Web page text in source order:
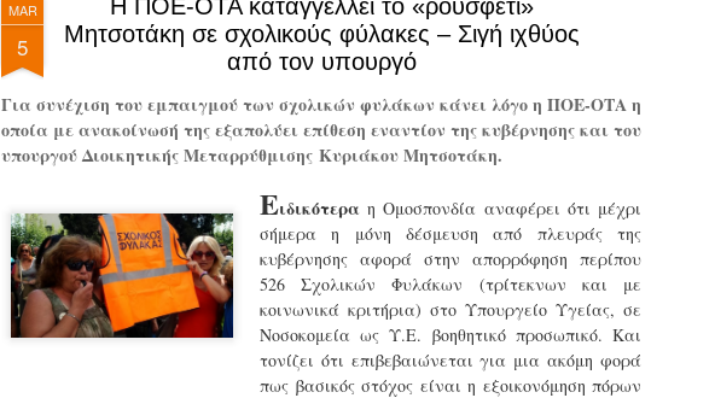
MAR
5
Η ΠΟΕ-ΟΤΑ καταγγέλλει το «ρουσφέτι»
Μητσοτάκη σε σχολικούς φύλακες – Σιγή ιχθύος
από τον υπουργό
Για συνέχιση του εμπαιγμού των σχολικών φυλάκων κάνει λόγο η ΠΟΕ-ΟΤΑ η
οποία με ανακοίνωσή της εξαπολύει επίθεση εναντίον της κυβέρνησης και του
υπουργού Διοικητικής Μεταρρύθμισης Κυριάκου Μητσοτάκη.
Ειδικότεραη Ομοσπονδία αναφέρει ότι μέχρι
σήμερα η μόνη δέσμευση από πλευράς της
κυβέρνησης αφορά στην απορρόφηση περίπου
526 Σχολικών Φυλάκων (τρίτεκνων και με
κοινωνικά κριτήρια) στο Υπουργείο Υγείας, σε
Νοσοκομεία ως Υ.Ε. βοηθητικό προσωπικό. Και
τονίζει ότι επιβεβαιώνεται για μια ακόμη φορά
πως βασικός στόχος είναι η εξοικονόμηση πόρων
Άργος -
Με
Η Δημοτική Αστυνομία
καθώς από την 1η
επιχειρησιακή
παρουσία του Δήμου
χώρους.
Η νέα υπηρεσία θα
εκπαιδευμένους
ήδη ολοκληρώσει την